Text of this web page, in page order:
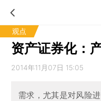
观点
资产证券化：
2014年11月07日 15:05
需求，尤其是对风险